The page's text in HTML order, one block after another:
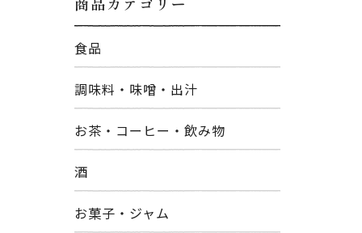
食品
調味料・味噌・出汁
お茶・コーヒー・飲み物
酒
お菓子・ジャム